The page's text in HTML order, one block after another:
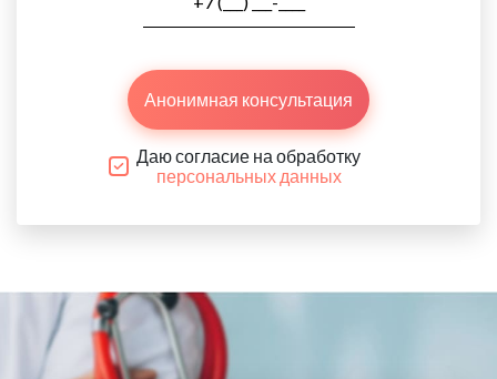
Анонимная консультация
Даю согласие на обработку
персональных данных